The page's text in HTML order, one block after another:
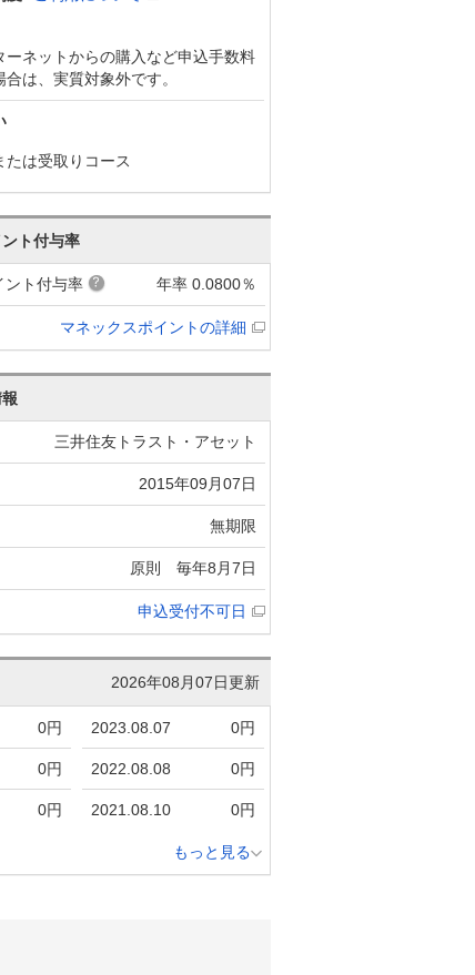
ーネットからの購入など申込手数料
は、実質対象外です。
たは受取りコース
ト付与率
ント付与率 年率 0.0800％
マネックスポイントの詳細
三井住友トラスト・アセット
2015年09月07日
無期限
原則 毎年8月7日
申込受付不可日
2026年08月07日更新
0円
0円
0円
2023.08.07 0円
2022.08.08 0円
2021.08.10 0円
もっと見る